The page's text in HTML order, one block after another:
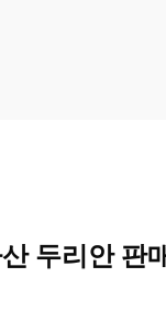
두리안 판